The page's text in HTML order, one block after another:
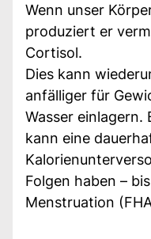
Wenn unser
produziert er
Cortisol.
Dies kann
anfälliger für
Wasser einlagern.
kann eine
Folgen haben –
Menstruation